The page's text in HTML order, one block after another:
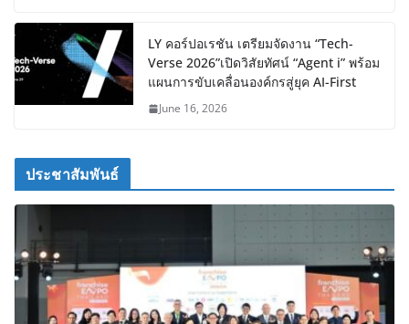
LY คอร์ปอเรชัน เตรียมจัดงาน “Tech-
Verse 2026”เปิดวิสัยทัศน์ “Agent i” พร้อม
แผนการขับเคลื่อนองค์กรสู่ยุค AI-First
June 16, 2026
ประชาสัมพันธ์